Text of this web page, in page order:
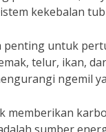
kekebalan
penting untuk
telur, ikan,
ngemil
memberikan